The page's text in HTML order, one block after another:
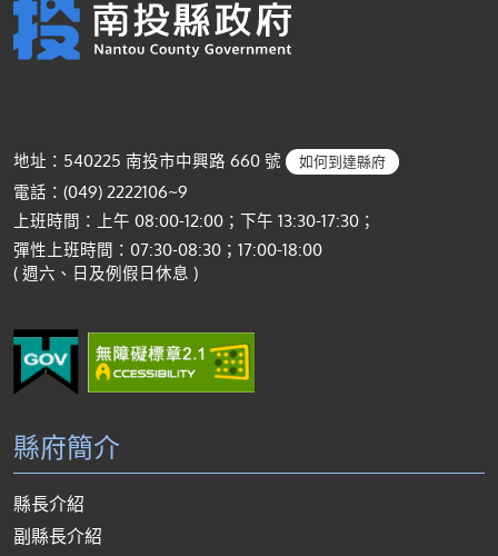
地址：540225 南投市中興路 660 號 如何到達縣府
電話：(049) 2222106~9
上班時間：上午 08:00-12:00；下午 13:30-17:30；
彈性上班時間：07:30-08:30；17:00-18:00
( 週六、日及例假日休息 )
縣府簡介
縣長介紹
副縣長介紹